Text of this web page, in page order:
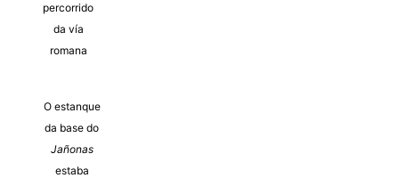
percorrido
da vía
romana
O estanque
da base do
Jañonas
estaba